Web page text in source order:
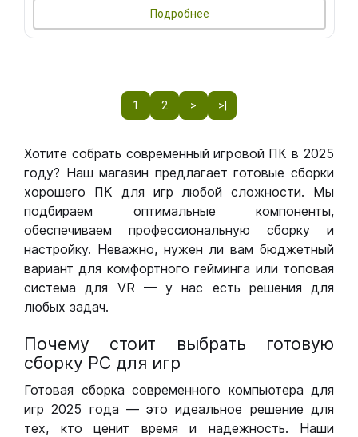
Подробнее
1 2 > >|
Хотите собрать современный игровой ПК в 2025
году? Наш магазин предлагает готовые сборки
хорошего ПК для игр любой сложности. Мы
подбираем оптимальные компоненты,
обеспечиваем профессиональную сборку и
настройку. Неважно, нужен ли вам бюджетный
вариант для комфортного гейминга или топовая
система для VR — у нас есть решения для
любых задач.
Почему стоит выбрать готовую
сборку РС для игр
Готовая сборка современного компьютера для
игр 2025 года — это идеальное решение для
тех, кто ценит время и надежность. Наши